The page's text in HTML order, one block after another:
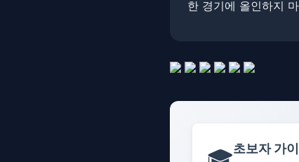
한 경기에 올인하지
초보자 가